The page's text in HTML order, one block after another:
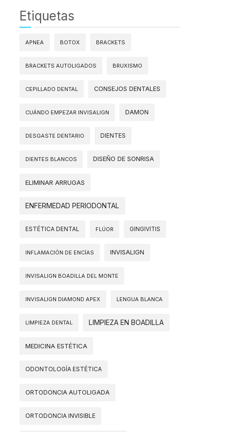
Etiquetas
APNEA BOTOX BRACKETS
BRACKETS AUTOLIGADOS BRUXISMO
CEPILLADO DENTAL CONSEJOS DENTALES
CUÁNDO EMPEZAR INVISALIGN DAMON
DESGASTE DENTARIO DIENTES
DIENTES BLANCOS DISEÑO DE SONRISA
ELIMINAR ARRUGAS
ENFERMEDAD PERIODONTAL
ESTÉTICA DENTAL FLÚOR GINGIVITIS
INFLAMACIÓN DE ENCÍAS INVISALIGN
INVISALIGN BOADILLA DEL MONTE
INVISALIGN DIAMOND APEX LENGUA BLANCA
LIMPIEZA DENTAL LIMPIEZA EN BOADILLA
MEDICINA ESTÉTICA
ODONTOLOGÍA ESTÉTICA
ORTODONCIA AUTOLIGADA
ORTODONCIA INVISIBLE